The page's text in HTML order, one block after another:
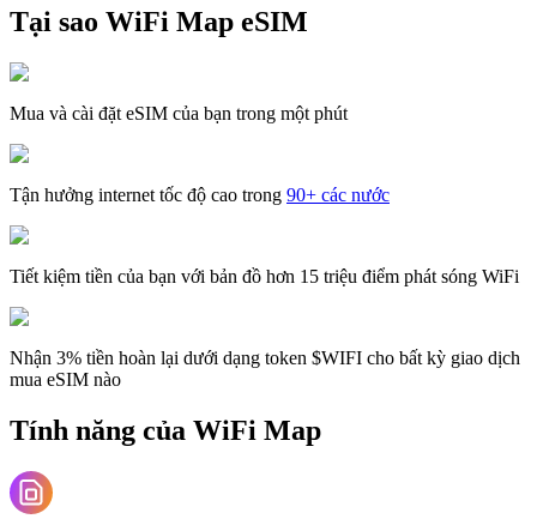
Tại sao WiFi Map eSIM
Mua và cài đặt eSIM của bạn trong một phút
Tận hưởng internet tốc độ cao trong 90+ các nước
Tiết kiệm tiền của bạn với bản đồ hơn 15 triệu điểm phát sóng WiFi
Nhận 3% tiền hoàn lại dưới dạng token $WIFI cho bất kỳ giao dịch
mua eSIM nào
Tính năng của WiFi Map